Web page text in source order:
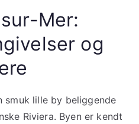
Mer:
og
smuk lille by beliggende
Riviera. Byen er kendt